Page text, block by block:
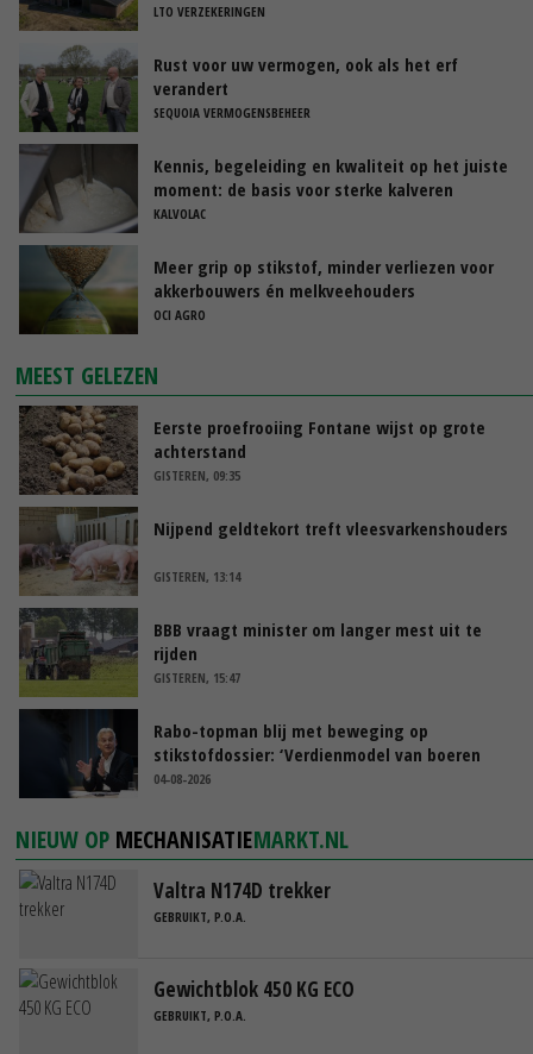
LTO VERZEKERINGEN
Rust voor uw vermogen, ook als het erf
verandert
SEQUOIA VERMOGENSBEHEER
Kennis, begeleiding en kwaliteit op het juiste
moment: de basis voor sterke kalveren
KALVOLAC
Meer grip op stikstof, minder verliezen voor
akkerbouwers én melkveehouders
OCI AGRO
MEEST GELEZEN
Eerste proefrooiing Fontane wijst op grote
achterstand
GISTEREN, 09:35
Nijpend geldtekort treft vleesvarkenshouders
GISTEREN, 13:14
BBB vraagt minister om langer mest uit te
rijden
GISTEREN, 15:47
Rabo-topman blij met beweging op
stikstofdossier: ‘Verdienmodel van boeren
blijft cruciaal’
04-08-2026
NIEUW OP MECHANISATIEMARKT.NL
Valtra N174D trekker
GEBRUIKT, P.O.A.
Gewichtblok 450 KG ECO
GEBRUIKT, P.O.A.